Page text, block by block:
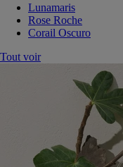
Lunamaris
Rose Roche
Corail Oscuro
Tout voir